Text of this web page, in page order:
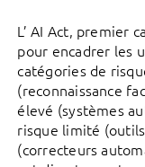
L’ AI Act, premier
pour encadrer les
catégories de
(reconnaissance
élevé (systèmes
risque limité
(correcteurs